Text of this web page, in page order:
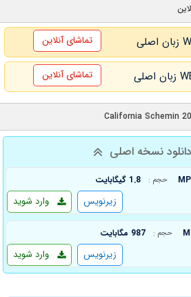
تماشای آنلاین
تماشای آنلاین
دانلود نسخه اصلی
حجم : 1.8 گیگابایت
وارد شوید زیرنویس
حجم : 987 مگابایت
وارد شوید زیرنویس